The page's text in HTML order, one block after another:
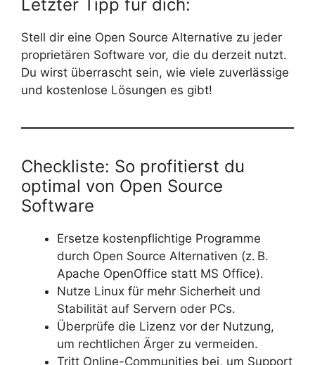
Letzter Tipp für dich:
Stell dir eine Open Source Alternative zu jeder
proprietären Software vor, die du derzeit nutzt.
Du wirst überrascht sein, wie viele zuverlässige
und kostenlose Lösungen es gibt!
Checkliste: So profitierst du
optimal von Open Source
Software
Ersetze kostenpflichtige Programme
durch Open Source Alternativen (z. B.
Apache OpenOffice statt MS Office).
Nutze Linux für mehr Sicherheit und
Stabilität auf Servern oder PCs.
Überprüfe die Lizenz vor der Nutzung,
um rechtlichen Ärger zu vermeiden.
Tritt Online-Communities bei, um Support